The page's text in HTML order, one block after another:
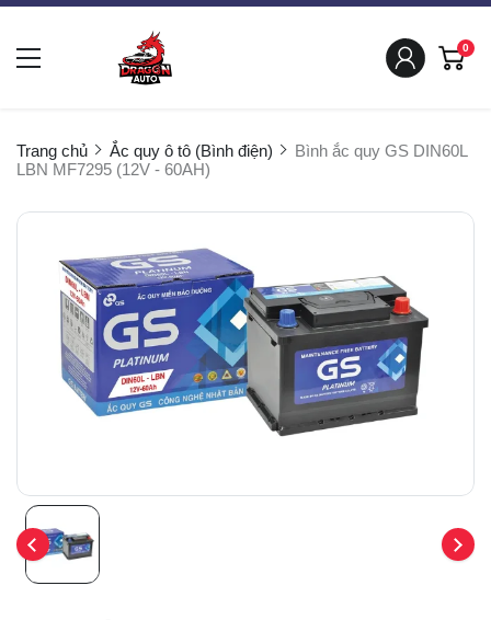
0
Trang chủ Ắc quy ô tô (Bình điện)
Bình ắc quy GS DIN60L
LBN MF7295 (12V - 60AH)